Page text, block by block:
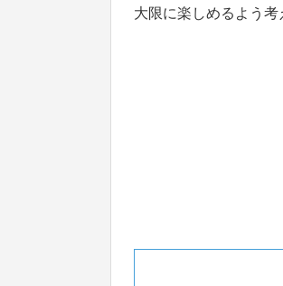
大限に楽しめるよう考